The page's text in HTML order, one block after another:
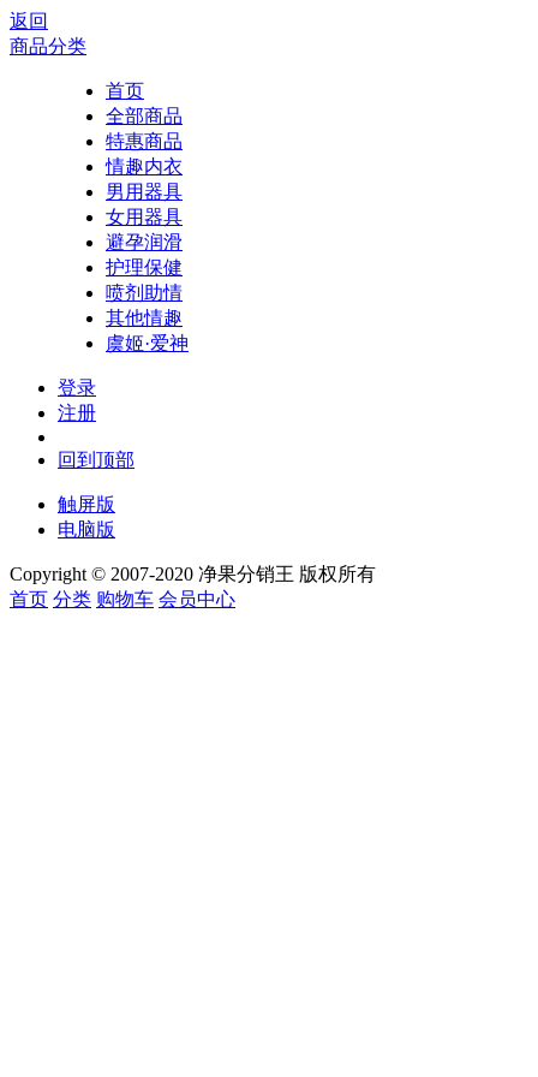
返回
商品分类
首页
全部商品
特惠商品
情趣内衣
男用器具
女用器具
避孕润滑
护理保健
喷剂助情
其他情趣
虞姬·爱神
登录
注册
回到顶部
触屏版
电脑版
Copyright © 2007-2020 净果分销王 版权所有
首页 分类 购物车 会员中心